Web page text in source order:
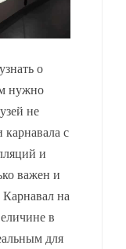
о
нужно
не
карнавала с
и
важен и
Карнавал на
в
для